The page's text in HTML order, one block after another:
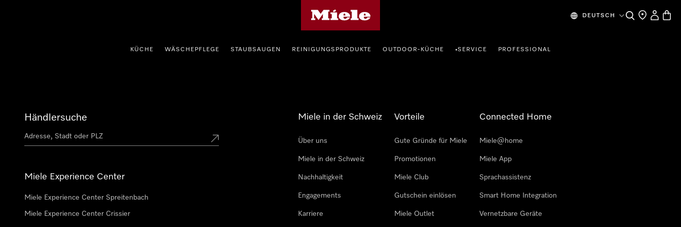
DEUTSCH SucheHändlersuche
Mein
KÜCHE WÄSCHEPFLEGE STAUBSAUGEN REINIGUNGSPRODUKTE OUTDOOR-KÜCHE •SERVICE PROFESSIONAL
Händlersuche
Miele Experience Center
Miele Experience Center Spreitenbach
Miele Experience Center Crissier
Miele in der Schweiz
Über uns
Miele in der Schweiz
Nachhaltigkeit
Engagements
Karriere
Vorteile
Gute Gründe für Miele
Promotionen
Miele Club
Gutschein einlösen
Miele Outlet
Connected Home
Miele@home
Miele App
Sprachassistenz
Smart Home Integration
Vernetzbare Geräte